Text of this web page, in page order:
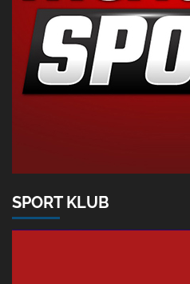
SPORT KLUB